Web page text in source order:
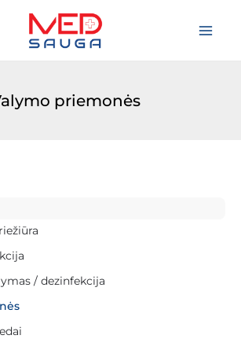
priemonės
/ dezinfekcija